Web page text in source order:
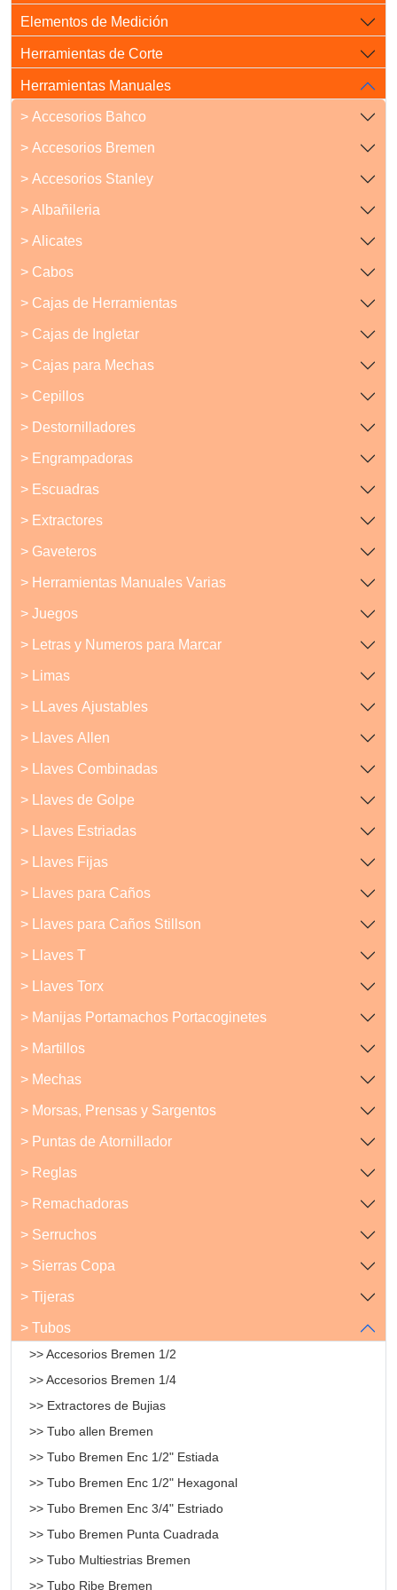
Elementos de Medición
Herramientas de Corte
Herramientas Manuales
> Accesorios Bahco
> Accesorios Bremen
> Accesorios Stanley
> Albañileria
> Alicates
> Cabos
> Cajas de Herramientas
> Cajas de Ingletar
> Cajas para Mechas
> Cepillos
> Destornilladores
> Engrampadoras
> Escuadras
> Extractores
> Gaveteros
> Herramientas Manuales Varias
> Juegos
> Letras y Numeros para Marcar
> Limas
> LLaves Ajustables
> Llaves Allen
> Llaves Combinadas
> Llaves de Golpe
> Llaves Estriadas
> Llaves Fijas
> Llaves para Caños
> Llaves para Caños Stillson
> Llaves T
> Llaves Torx
> Manijas Portamachos Portacoginetes
> Martillos
> Mechas
> Morsas, Prensas y Sargentos
> Puntas de Atornillador
> Reglas
> Remachadoras
> Serruchos
> Sierras Copa
> Tijeras
> Tubos
>> Accesorios Bremen 1/2
>> Accesorios Bremen 1/4
>> Extractores de Bujias
>> Tubo allen Bremen
>> Tubo Bremen Enc 1/2" Estiada
>> Tubo Bremen Enc 1/2" Hexagonal
>> Tubo Bremen Enc 3/4" Estriado
>> Tubo Bremen Punta Cuadrada
>> Tubo Multiestrias Bremen
>> Tubo Ribe Bremen